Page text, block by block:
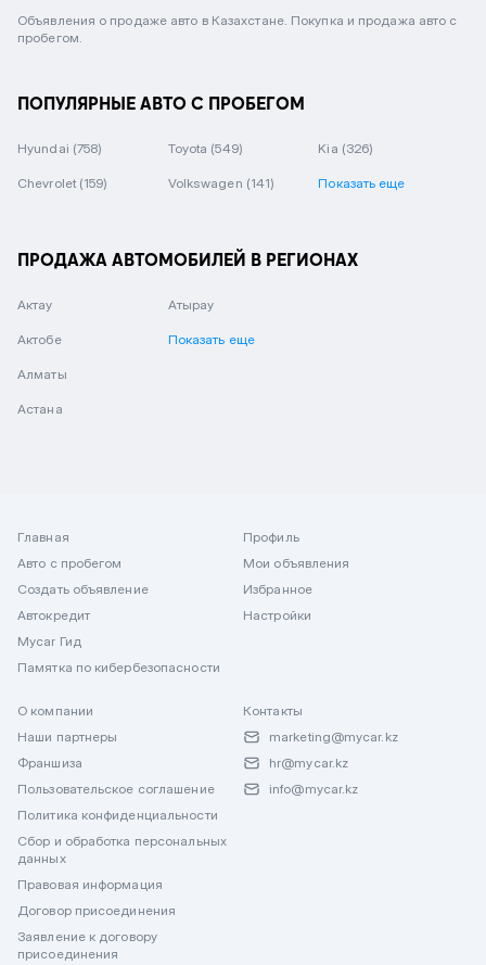
Объявления о продаже авто в Казахстане. Покупка и продажа авто с
пробегом.
ПОПУЛЯРНЫЕ АВТО С ПРОБЕГОМ
Hyundai (758) Toyota (549) Kia (326)
Chevrolet (159) Volkswagen (141) Показать еще
ПРОДАЖА АВТОМОБИЛЕЙ В РЕГИОНАХ
Актау
Актобе
Алматы
Астана
Атырау
Показать еще
Главная
Авто с пробегом
Создать объявление
Автокредит
Mycar Гид
Памятка по кибербезопасности
Профиль
Мои объявления
Избранное
Настройки
О компании
Наши партнеры
Франшиза
Пользовательское соглашение
Политика конфиденциальности
Сбор и обработка персональных
данных
Правовая информация
Договор присоединения
Заявление к договору
присоединения
Контакты
marketing@mycar.kz
hr@mycar.kz
info@mycar.kz